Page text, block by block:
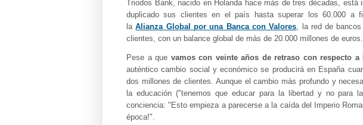
Triodos Bank, nacido en Holanda hace más de tres décadas, está
duplicado sus clientes en el país hasta superar los 60.000 a
laAlianza Global por una Banca con Valores , la red de
clientes, con un balance global de más de 20.000 millones de euros.
Pese a que vamos con veinte años de retraso con respecto a
auténtico cambio social y económico se producirá en España
dos millones de clientes. Aunque el cambio más profundo y
la educación ("tenemos que educar para la libertad y no para
conciencia: "Esto empieza a parecerse a la caída del Imperio
época!".